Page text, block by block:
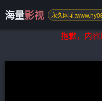
海量影视 永久网址
抱歉，内容